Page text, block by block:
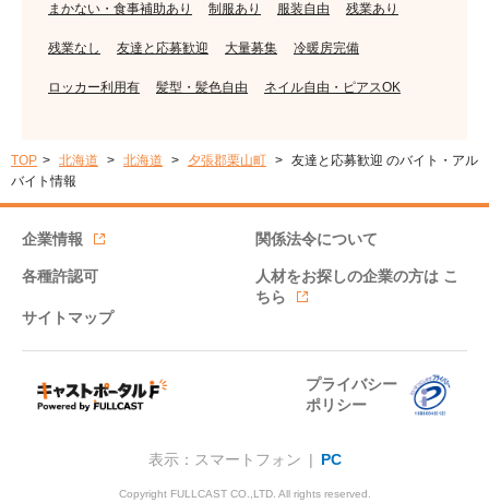
まかない・食事補助あり 制服あり 服装自由 残業あり
残業なし 友達と応募歓迎 大量募集 冷暖房完備
ロッカー利用有 髪型・髪色自由 ネイル自由・ピアスOK
TOP 北海道 北海道 夕張郡栗山町
友達と応募歓迎 のバイト・アル
バイト情報
企業情報 関係法令について
各種許認可 人材をお探しの企業の方は こ
ちら
サイトマップ
プライバシー
ポリシー
表示：スマートフォン | PC
Copyright FULLCAST CO.,LTD. All rights reserved.